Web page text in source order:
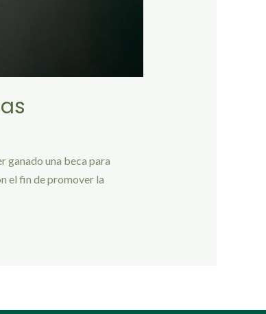
ganado una beca para
el fin de promover la